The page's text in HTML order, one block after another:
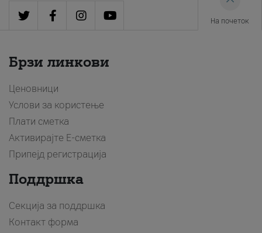
На почеток
Брзи линкови
Ценовници
Услови за користење
Плати сметка
Активирајте Е-сметка
Припејд регистрација
Поддршка
Секција за поддршка
Контакт форма